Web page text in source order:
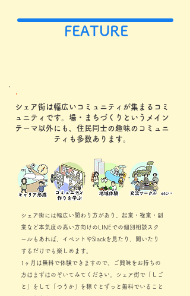
FEATURE
シェア街は幅広いコミュニティが集まるコミ
ュニティです。場・まちづくりというメイン
テーマ以外にも、住民同士の趣味のコミュニ
ティも多数あります。
シェア街には幅広い関わり方があり、起業・複業・副
業など本気度の高い方向けのLINEでの個別相談スク
ールもあれば、イベントやSlackを見たり、聞いたり
するだけでも楽しめます。
1ヶ月は無料で体験できますので、ご興味をお持ちの
方はまずはのぞいてみてください。シェア街で「しご
と」をして「つうか」を稼ぐとずっと無料でいること